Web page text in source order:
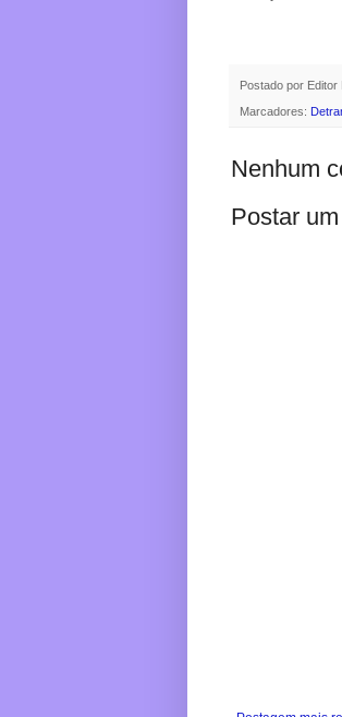
Postado por Editor
Marcadores:
Nenhum
Postar